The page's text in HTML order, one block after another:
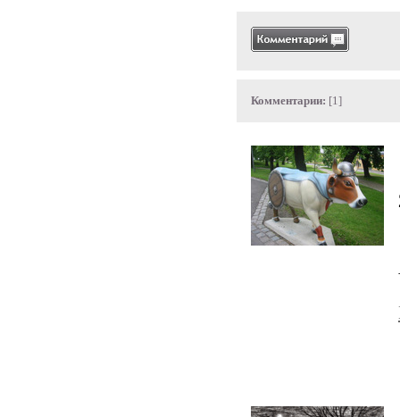
Комментарии: [1]